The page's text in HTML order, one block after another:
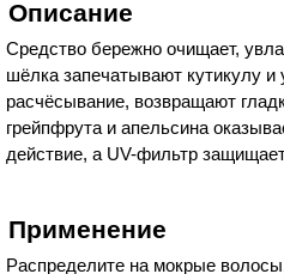
Описание
Средство бережно очищает,
шёлка запечатывают кутикулу и
расчёсывание, возвращают
грейпфрута и апельсина
действие, а UV-фильтр
Применение
Распределите на мокрые